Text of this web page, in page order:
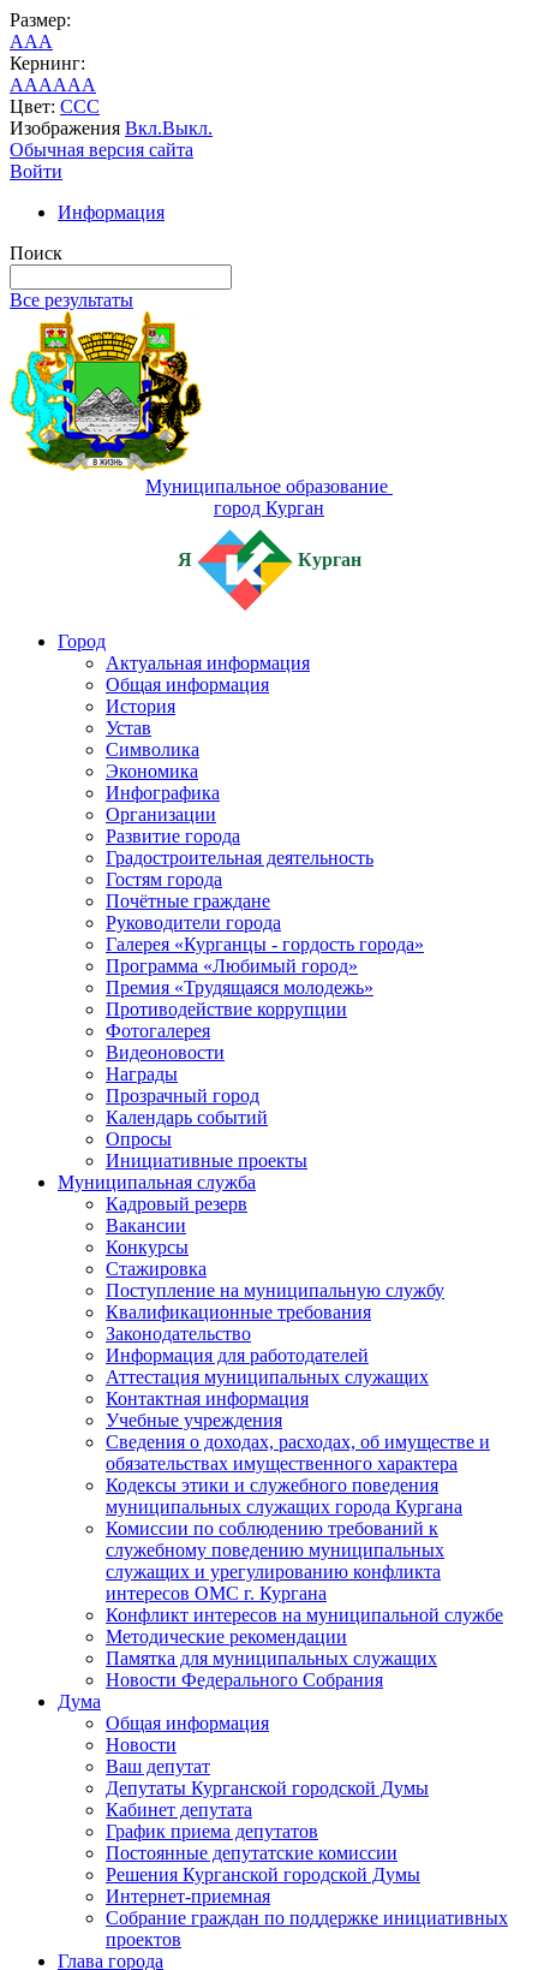
Размер:
AAA
Кернинг:
AAAAAA
Цвет: CCC
Изображения Вкл.Выкл.
Обычная версия сайта
Войти
Информация
Поиск
Все результаты
Муниципальное образование
город Курган
Я Курган
Город
Актуальная информация
Общая информация
История
Устав
Символика
Экономика
Инфографика
Организации
Развитие города
Градостроительная деятельность
Гостям города
Почётные граждане
Руководители города
Галерея «Курганцы - гордость города»
Программа «Любимый город»
Премия «Трудящаяся молодежь»
Противодействие коррупции
Фотогалерея
Видеоновости
Награды
Прозрачный город
Календарь событий
Опросы
Инициативные проекты
Муниципальная служба
Кадровый резерв
Вакансии
Конкурсы
Стажировка
Поступление на муниципальную службу
Квалификационные требования
Законодательство
Информация для работодателей
Аттестация муниципальных служащих
Контактная информация
Учебные учреждения
Сведения о доходах, расходах, об имуществе и
обязательствах имущественного характера
Кодексы этики и служебного поведения
муниципальных служащих города Кургана
Комиссии по соблюдению требований к
служебному поведению муниципальных
служащих и урегулированию конфликта
интересов ОМС г. Кургана
Конфликт интересов на муниципальной службе
Методические рекомендации
Памятка для муниципальных служащих
Новости Федерального Cобрания
Дума
Общая информация
Новости
Ваш депутат
Депутаты Курганской городской Думы
Кабинет депутата
График приема депутатов
Постоянные депутатские комиссии
Решения Курганской городской Думы
Интернет-приемная
Собрание граждан по поддержке инициативных
проектов
Глава города